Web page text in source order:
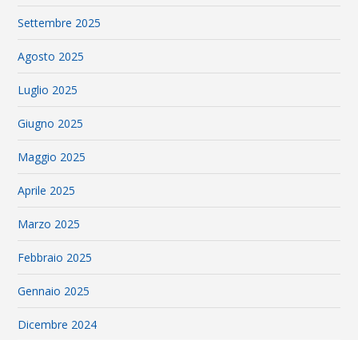
Settembre 2025
Agosto 2025
Luglio 2025
Giugno 2025
Maggio 2025
Aprile 2025
Marzo 2025
Febbraio 2025
Gennaio 2025
Dicembre 2024